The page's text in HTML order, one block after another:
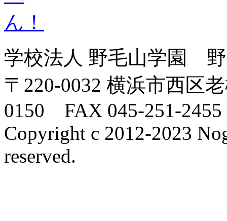
学校法人 野毛山学園
〒220-0032 横浜市西
0150 FAX 045-251-2455
Copyright c 2012-2023
reserved.